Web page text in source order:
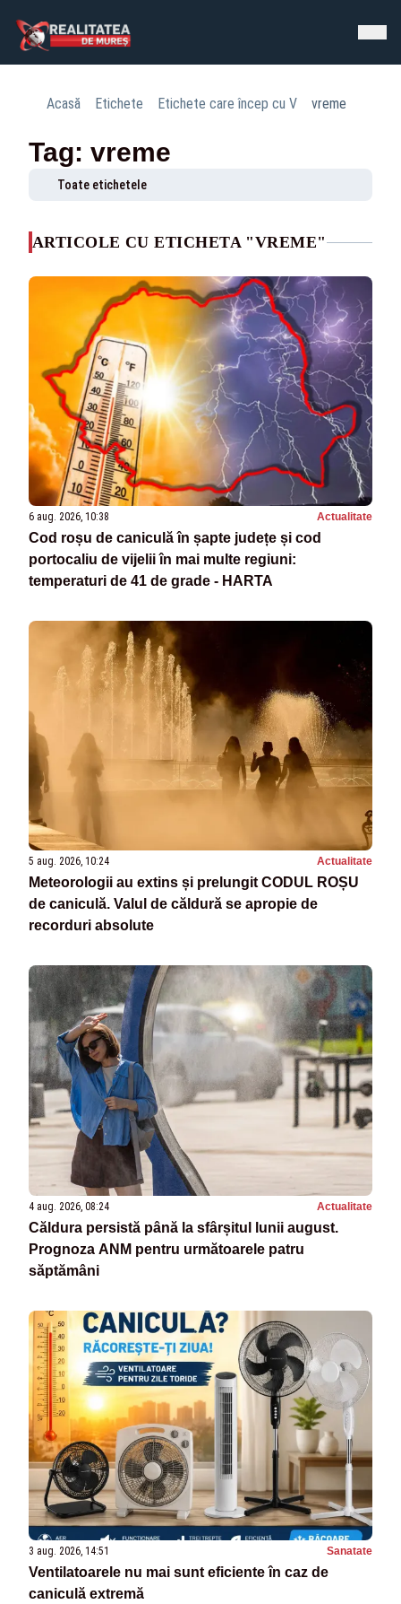
Acasă Etichete Etichete care încep cu V vreme
Tag: vreme
Toate etichetele
ARTICOLE CU ETICHETA "VREME"
6 aug. 2026, 10:38 Actualitate
Cod roșu de caniculă în șapte județe și cod
portocaliu de vijelii în mai multe regiuni:
temperaturi de 41 de grade - HARTA
5 aug. 2026, 10:24 Actualitate
Meteorologii au extins și prelungit CODUL ROȘU
de caniculă. Valul de căldură se apropie de
recorduri absolute
4 aug. 2026, 08:24 Actualitate
Căldura persistă până la sfârșitul lunii august.
Prognoza ANM pentru următoarele patru
săptămâni
3 aug. 2026, 14:51 Sanatate
Ventilatoarele nu mai sunt eficiente în caz de
caniculă extremă